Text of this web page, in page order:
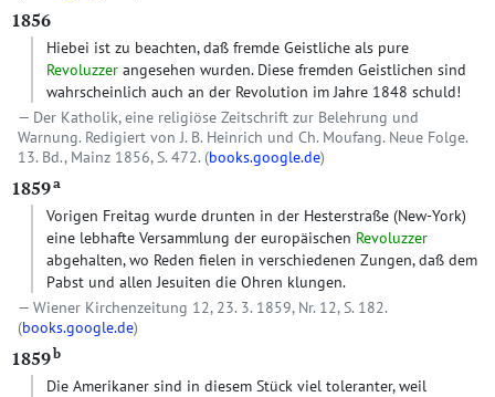
1856
Hiebei ist zu beachten, daß fremde Geistliche als pure
Revoluzzer angesehen wurden. Diese fremden Geistlichen sind
wahrscheinlich auch an der Revolution im Jahre 1848 schuld!
Der Katholik, eine religiöse Zeitschrift zur Belehrung und
Warnung. Redigiert von J. B. Heinrich und Ch. Moufang. Neue Folge.
13. Bd., Mainz 1856, S. 472. (books.google.de)
1859a
Vorigen Freitag wurde drunten in der Hesterstraße (New-York)
eine lebhafte Versammlung der europäischen Revoluzzer
abgehalten, wo Reden fielen in verschiedenen Zungen, daß dem
Pabst und allen Jesuiten die Ohren klungen.
Wiener Kirchenzeitung 12, 23. 3. 1859, Nr. 12, S. 182.
(books.google.de)
1859b
Die Amerikaner sind in diesem Stück viel toleranter, weil